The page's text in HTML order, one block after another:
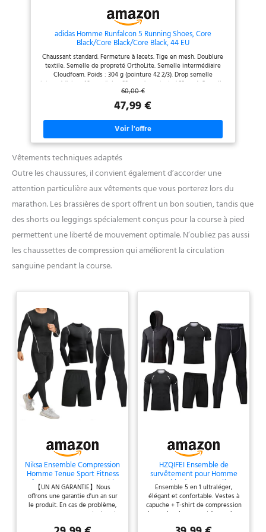
baskets et chaussures de sport
homme conviennent à la course,
à la randonnée, au sport, à la gym,
au jogging, au cyclisme, à
l'exercice, au travail, au basket-
ball, au tennis, au football, aux
fêtes, aux voyages, à la maison,
aux cours d'entraînement, aux
vacances, aux loisirs, achats
marche décontractées à enfiler
votre usage quotidien.
adidas Homme Runfalcon 5 Running Shoes, Core
Black/Core Black/Core Black, 44 EU
Chaussant standard. Fermeture à lacets. Tige en mesh. Doublure
textile. Semelle de propreté OrthoLite. Semelle intermédiaire
Cloudfoam. Poids : 304 g (pointure 42 2/3). Drop semelle
intermédiaire : 10 mm (talon 33 mm / avant-pied 23 mm). Semelle
extérieure Adiwear.
60,00 €
47,99 €
Vêtements techniques adaptés
Outre les chaussures, il convient également d’accorder une
attention particulière aux vêtements que vous porterez lors du
marathon. Les brassières de sport offrent un bon soutien, tandis que
des shorts ou leggings spécialement conçus pour la course à pied
permettent une liberté de mouvement optimale. N’oubliez pas aussi
les chaussettes de compression qui améliorent la circulation
sanguine pendant la course.
Niksa Ensemble Compression
Homme Tenue Sport Fitness
Vêtement Running Tee Shirt
Compression Legging Sport
Short Running, Noir, Taille M
【UN AN GARANTIE】Nous
offrons une garantie d'un an sur
le produit. En cas de problème,
vous pouvez nous contacter et
HZQIFEI Ensemble de
survêtement pour Homme
Ensemble de Sport 5 pièces
Vêtements de Sport
Extensibles Ensemble de
Course à Pied pour
(Style#4, M)
Ensemble 5 en 1 ultraléger,
élégant et confortable. Vestes à
capuche + T-shirt de compression
à manches longues et à manches